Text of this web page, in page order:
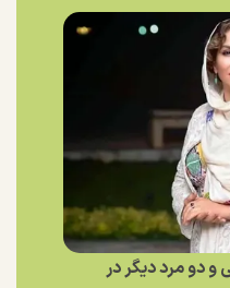
دو مرد دیگر در